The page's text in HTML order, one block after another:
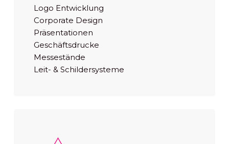
Logo Entwicklung
Corporate Design
Präsentationen
Geschäftsdrucke
Messestände
Leit- & Schildersysteme